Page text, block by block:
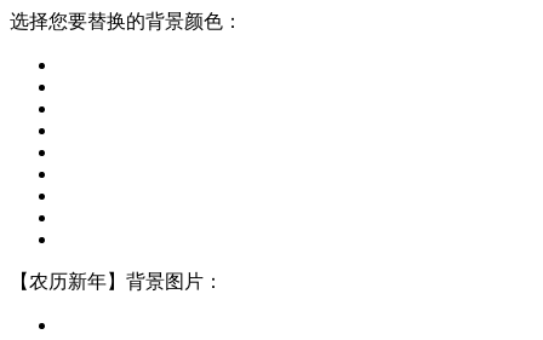
选择您要替换的背景颜色：
【农历新年】背景图片：